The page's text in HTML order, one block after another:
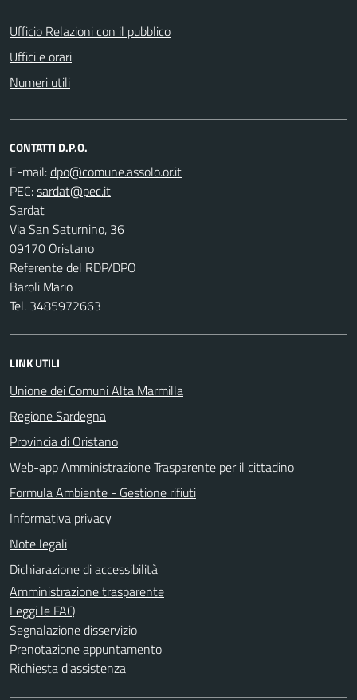
Ufficio Relazioni con il pubblico
Uffici e orari
Numeri utili
CONTATTI D.P.O.
E-mail:
PEC:
Sardat
Via San Saturnino, 36
09170 Oristano
Referente del RDP/DPO
Baroli Mario
Tel. 3485972663
LINK UTILI
Unione dei Comuni Alta Marmilla
Regione Sardegna
Provincia di Oristano
Web-app Amministrazione Trasparente per il cittadino
Formula Ambiente - Gestione rifiuti
Informativa privacy
Note legali
Dichiarazione di accessibilità
Amministrazione trasparente
Leggi le FAQ
Segnalazione disservizio
Prenotazione appuntamento
Richiesta d'assistenza